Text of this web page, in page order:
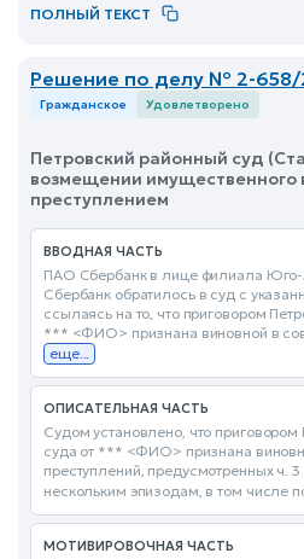
ПОЛНЫЙ ТЕКСТ
Решение по делу № 2-658/
Гражданское Удовлетворено
Петровский районный суд
возмещении имущественного
преступлением
ВВОДНАЯ ЧАСТЬ
ПАО Сбербанк в лице филиала
Сбербанк обратилось в суд с
ссылаясь на то, что приговором
*** <ФИО> признана виновной в
еще...
ОПИСАТЕЛЬНАЯ ЧАСТЬ
Судом установлено, что приговором
суда от *** <ФИО> признана
преступлений, предусмотренных ч.
нескольким эпизодам, в том числе
МОТИВИРОВОЧНАЯ ЧАСТЬ